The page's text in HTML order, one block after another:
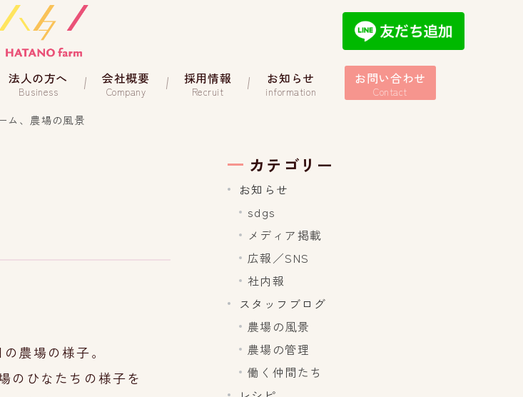
法人の方へ
Business
会社概要
Company
採用情報
Recruit
お知らせ
information
お問い合わせ
Contact
ム、農場の風景
農場の様子。
のひなたちの様子を
カテゴリー
お知らせ
sdgs
メディア掲載
広報／SNS
社内報
スタッフブログ
農場の風景
農場の管理
働く仲間たち